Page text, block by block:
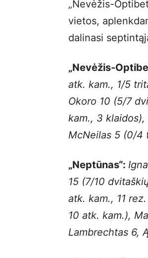
„Nevėžis-
vietos,
dalinasi
„Nevėžis-
atk. kam., 1/5
Okoro 10 (5/7
kam., 3 klaidos),
McNeilas 5 (0/4
„Neptūnas“:
15 (7/10
atk. kam., 11
10 atk. kam.),
Lambrechtas 6,